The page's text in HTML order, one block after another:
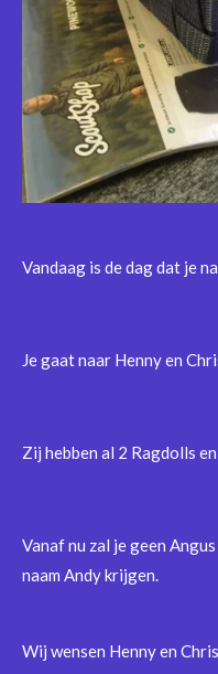
Vandaag is de dag dat je
Je gaat naar Henny en
Zij hebben al 2 Ragdolls
Vanaf nu zal je geen
naam Andy krijgen.
Wij wensen Henny en